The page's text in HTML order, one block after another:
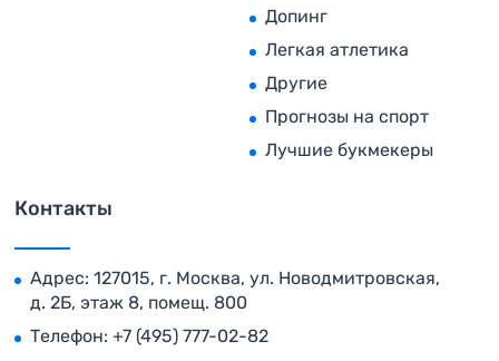
Допинг
Легкая атлетика
Другие
Прогнозы на спорт
Лучшие букмекеры
Контакты
Адрес: 127015, г. Москва, ул. Новодмитровская,
д. 2Б, этаж 8, помещ. 800
Телефон: +7 (495) 777-02-82